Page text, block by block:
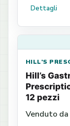
Dettagli
HILL'S
Hill’s
12 pezzi
Venduto da